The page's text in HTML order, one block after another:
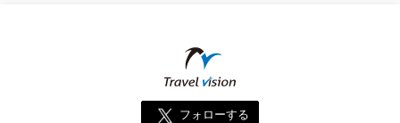
フォローする